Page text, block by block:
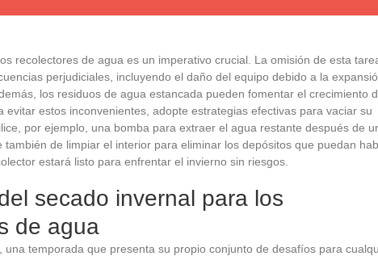
recolectores de agua es un imperativo crucial. La omisión de esta
perjudiciales, incluyendo el daño del equipo debido a la
los residuos de agua estancada pueden fomentar el crecimiento
evitar estos inconvenientes, adopte estrategias efectivas para vaciar su
por ejemplo, una bomba para extraer el agua restante después de
también de limpiar el interior para eliminar los depósitos que puedan
estará listo para enfrentar el invierno sin riesgos.
secado invernal para los
de agua
, una temporada que presenta su propio conjunto de desafíos para